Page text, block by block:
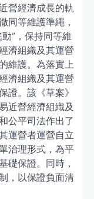
營經濟成長的軌
同等維護準繩，
”，保持同等維
濟組織及其運營
維護。為落實上
濟組織及其運營
證。該《草案》
近營經濟組織及
公平司法作出了
運營者運營自立
治理形式，為平
礎保證。同時，
，以保證負面清